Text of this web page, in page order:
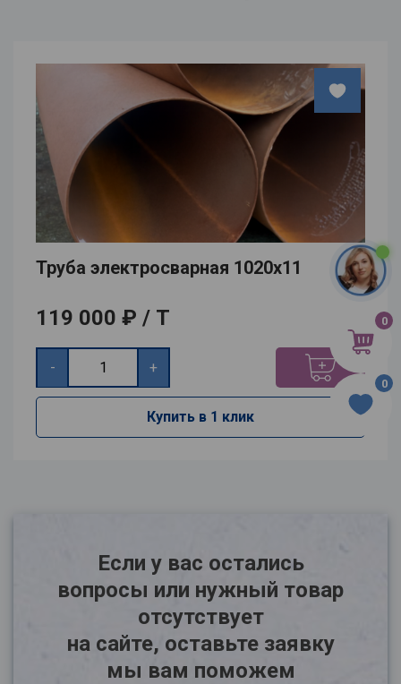
0
0
Труба электросварная 1020х11
119 000 ₽ / Т
- +
Купить в 1 клик
Если у вас остались
вопросы или нужный товар
отсутствует
на сайте, оставьте заявку
мы вам поможем